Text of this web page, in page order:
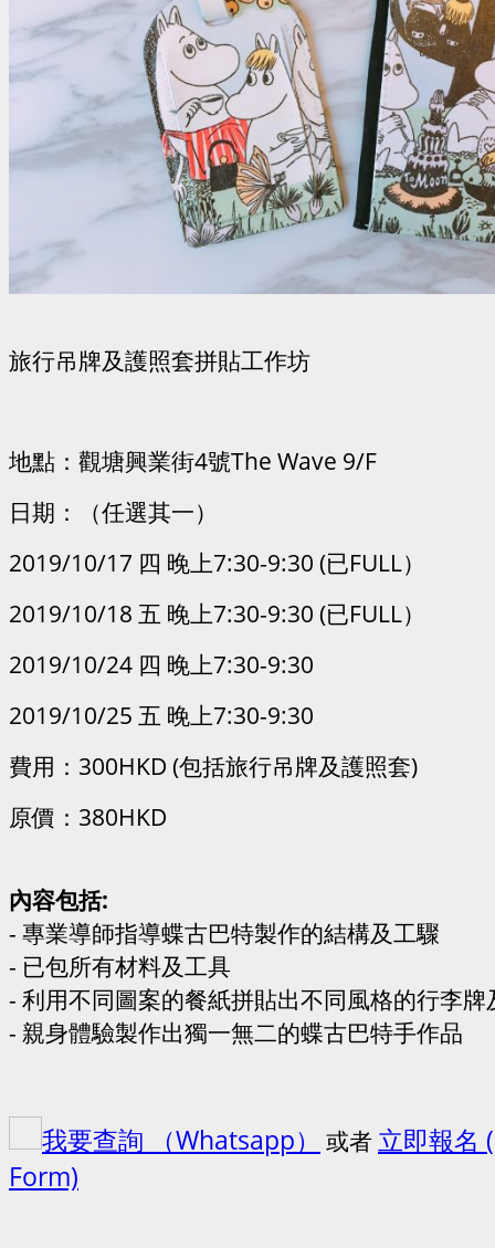
旅行吊牌及護照套拼貼工作坊
地點：觀塘興業街4號The Wave 9/F
日期：（任選其一）
2019/10/17 四 晚上7:30-9:30 (已FULL）
2019/10/18 五 晚上7:30-9:30 (已FULL）
2019/10/24 四 晚上7:30-9:30
2019/10/25 五 晚上7:30-9:30
費用：300HKD (包括旅行吊牌及護照套)
原價：380HKD
內容包括:
- 專業導師指導蝶古巴特製作的結構及工驟
- 已包所有材料及工具
- 利用不同圖案的餐紙拼貼出不同風格的行李
- 親身體驗製作出獨一無二的蝶古巴特手作品
我要查詢 （Whatsapp） 或者 立即報名
Form)